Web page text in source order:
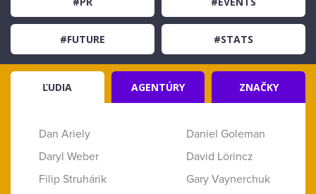
#FUTURE #STATS
ĽUDIA AGENTÚRY ZNAČKY
Dan Ariely
Daniel Goleman
Daryl Weber
David Lörincz
Filip Struhárik
Gary Vaynerchuk